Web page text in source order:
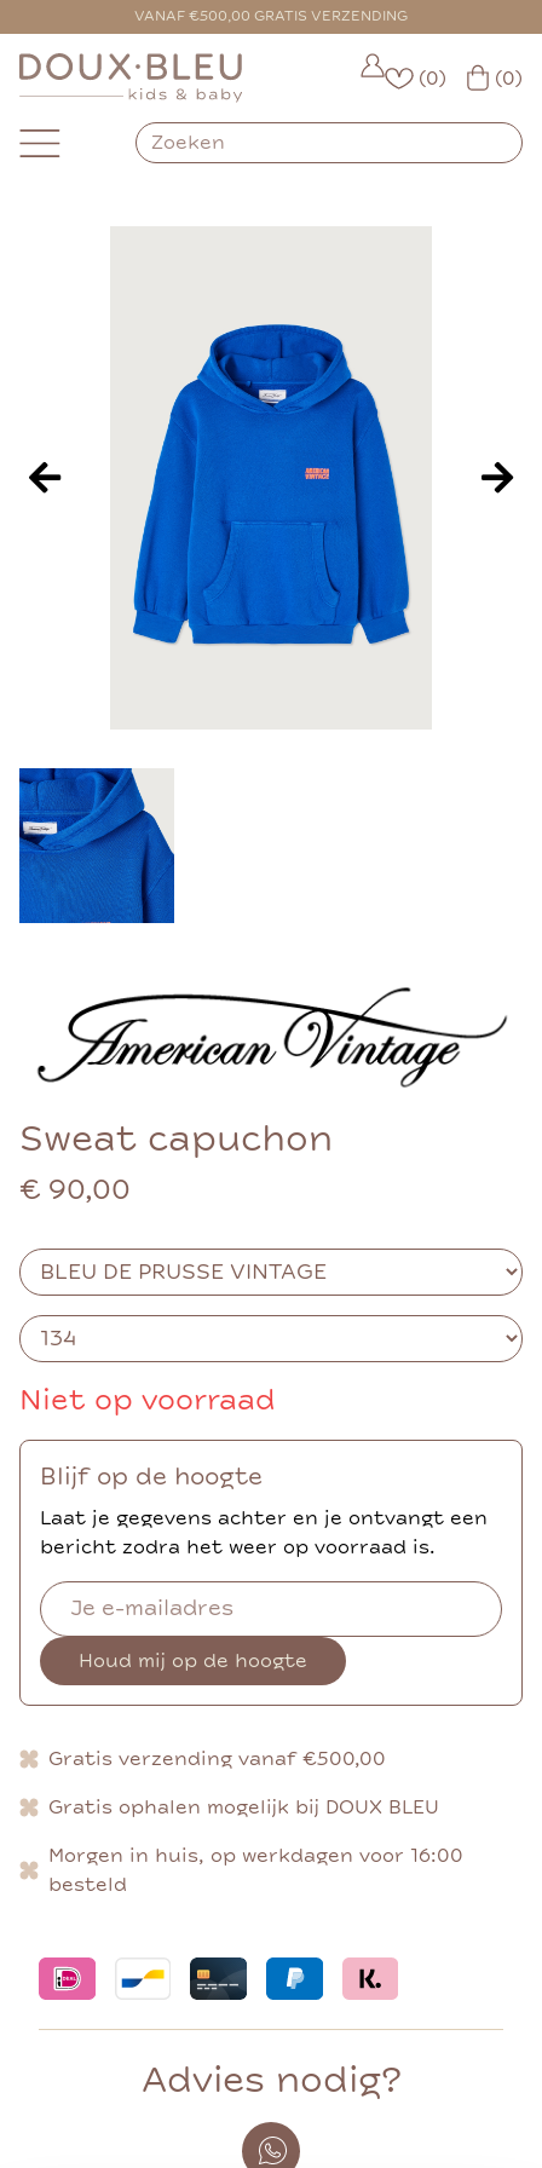
VANAF €500,00 GRATIS VERZENDING
VOOR 16:00 BESTELD = VANDAAG VERZONDEN
(0) (0)
Sweat capuchon
€ 90,00
Niet op voorraad
Blijf op de hoogte
Laat je gegevens achter en je ontvangt een
bericht zodra het weer op voorraad is.
Houd mij op de hoogte
Gratis verzending vanaf €500,00
Gratis ophalen mogelijk bij DOUX BLEU
Morgen in huis, op werkdagen voor 16:00
besteld
Advies nodig?